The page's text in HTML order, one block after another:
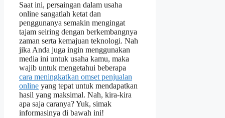
Saat ini, persaingan dalam usaha
online sangatlah ketat dan
penggunanya semakin mengingat
tajam seiring dengan berkembangnya
zaman serta kemajuan teknologi. Nah
jika Anda juga ingin menggunakan
media ini untuk usaha kamu, maka
wajib untuk mengetahui beberapa
cara meningkatkan omset penjualan
online yang tepat untuk mendapatkan
hasil yang maksimal. Nah, kira-kira
apa saja caranya? Yuk, simak
informasinya di bawah ini!